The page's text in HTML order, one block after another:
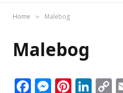
Home » Malebog
Malebog
Facebook